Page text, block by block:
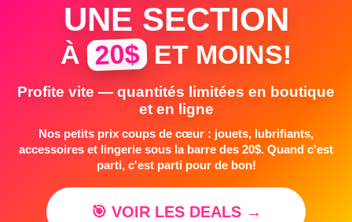
UNE SECTION
À 20$ ET MOINS!
Profite vite — quantités limitées en boutique
et en ligne
Nos petits prix coups de cœur : jouets, lubrifiants,
accessoires et lingerie sous la barre des 20$. Quand c'est
parti, c'est parti pour de bon!
🎯 VOIR LES DEALS →